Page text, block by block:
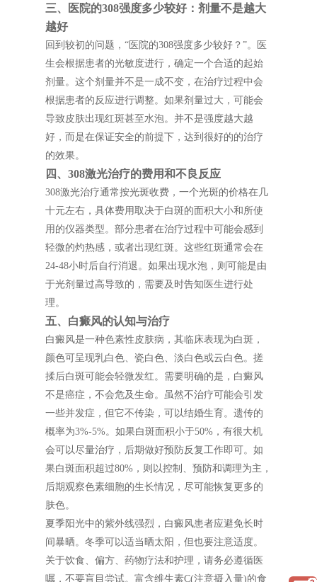
三、医院的308强度多少较好：剂量不是越大
越好
回到较初的问题，“医院的308强度多少较好？”。医
生会根据患者的光敏度进行，确定一个合适的起始
剂量。这个剂量并不是一成不变，在治疗过程中会
根据患者的反应进行调整。如果剂量过大，可能会
导致皮肤出现红斑甚至水泡。并不是强度越大越
好，而是在保证安全的前提下，达到很好的的治疗
的效果。
四、308激光治疗的费用和不良反应
308激光治疗通常按光斑收费，一个光斑的价格在几
十元左右，具体费用取决于白斑的面积大小和所使
用的仪器类型。部分患者在治疗过程中可能会感到
轻微的灼热感，或者出现红斑。这些红斑通常会在
24-48小时后自行消退。如果出现水泡，则可能是由
于光剂量过高导致的，需要及时告知医生进行处
理。
五、白癜风的认知与治疗
白癜风是一种色素性皮肤病，其临床表现为白斑，
颜色可呈现乳白色、瓷白色、淡白色或云白色。搓
揉后白斑可能会轻微发红。需要明确的是，白癜风
不是癌症，不会危及生命。虽然不治疗可能会引发
一些并发症，但它不传染，可以结婚生育。遗传的
概率为3%-5%。如果白斑面积小于50%，有很大机
会可以尽量治疗，后期做好预防反复工作即可。如
果白斑面积超过80%，则以控制、预防和调理为主，
后期观察色素细胞的生长情况，尽可能恢复更多的
肤色。
夏季阳光中的紫外线强烈，白癜风患者应避免长时
间暴晒。冬季可以适当晒太阳，但也要注意适度。
关于饮食、偏方、药物疗法和护理，请务必遵循医
嘱，不要盲目尝试。富含维生素C(注意摄入量)的食